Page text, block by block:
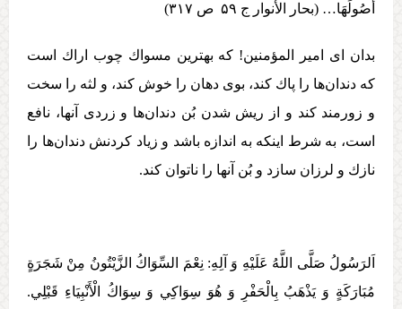
أُصُولَهَا… (بحار الأنوار ج ۵۹ ص ۳۱۷)
بدان ای امير المؤمنين! كه بهترين مسواك چوب اراك است
كه دندان‌ها را پاك كند، بوی دهان را خوش كند، و لثه را سخت
و زورمند كند و از ريش شدن بُن دندان‌ها و زردی آنها، نافع
است، به شرط اينكه به اندازه باشد و زیاد كردنش دندان‌ها را
نازك و لرزان سازد و بُن آنها را ناتوان كند.
اَلرَسُولُ صَلَّی اللَّهُ عَلَيْهِ وَ آلِهِ:‏‏ نِعْمَ السِّوَاكُ الزَّيْتُونُ مِنْ شَجَرَةٍ
مُبَارَكَةٍ وَ يَذْهَبُ بِالْحَفْرِ وَ هُوَ سِوَاكِي وَ سِوَاكُ الْأَنْبِيَاءِ قَبْلِي.